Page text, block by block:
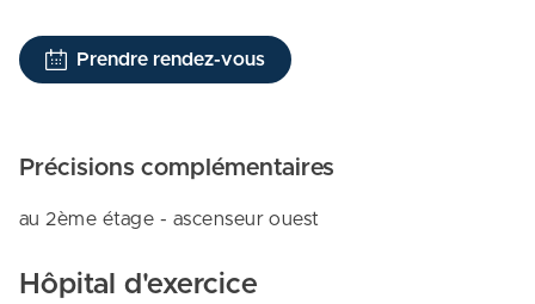
Prendre rendez-vous
Précisions complémentaires
au 2ème étage - ascenseur ouest
Hôpital d'exercice